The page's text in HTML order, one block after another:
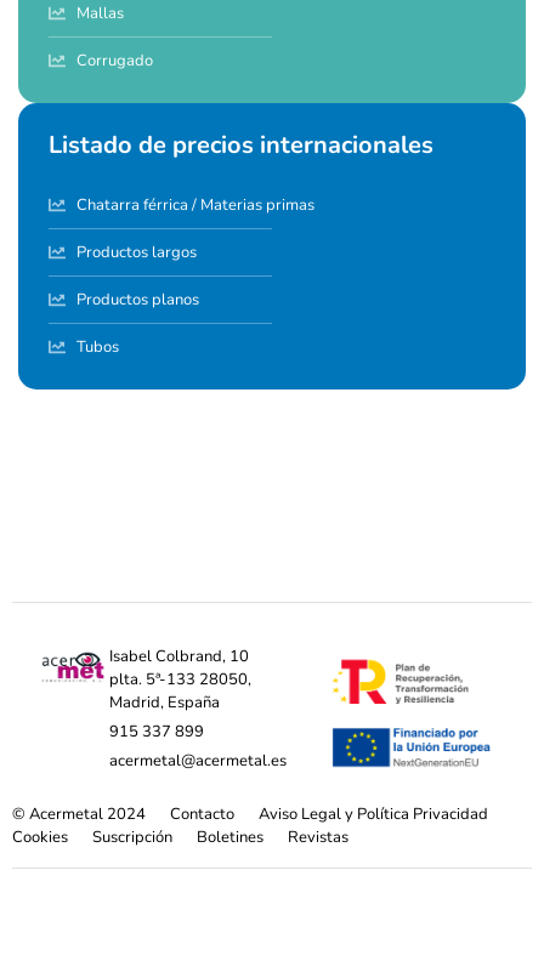
Mallas
Corrugado
Listado de precios internacionales
Chatarra férrica / Materias primas
Productos largos
Productos planos
Tubos
Isabel Colbrand, 10
plta. 5ª-133 28050,
Madrid, España
915 337 899
acermetal@acermetal.es
© Acermetal 2024 Contacto
Aviso Legal y Política Privacidad
Cookies
Suscripción Boletines Revistas